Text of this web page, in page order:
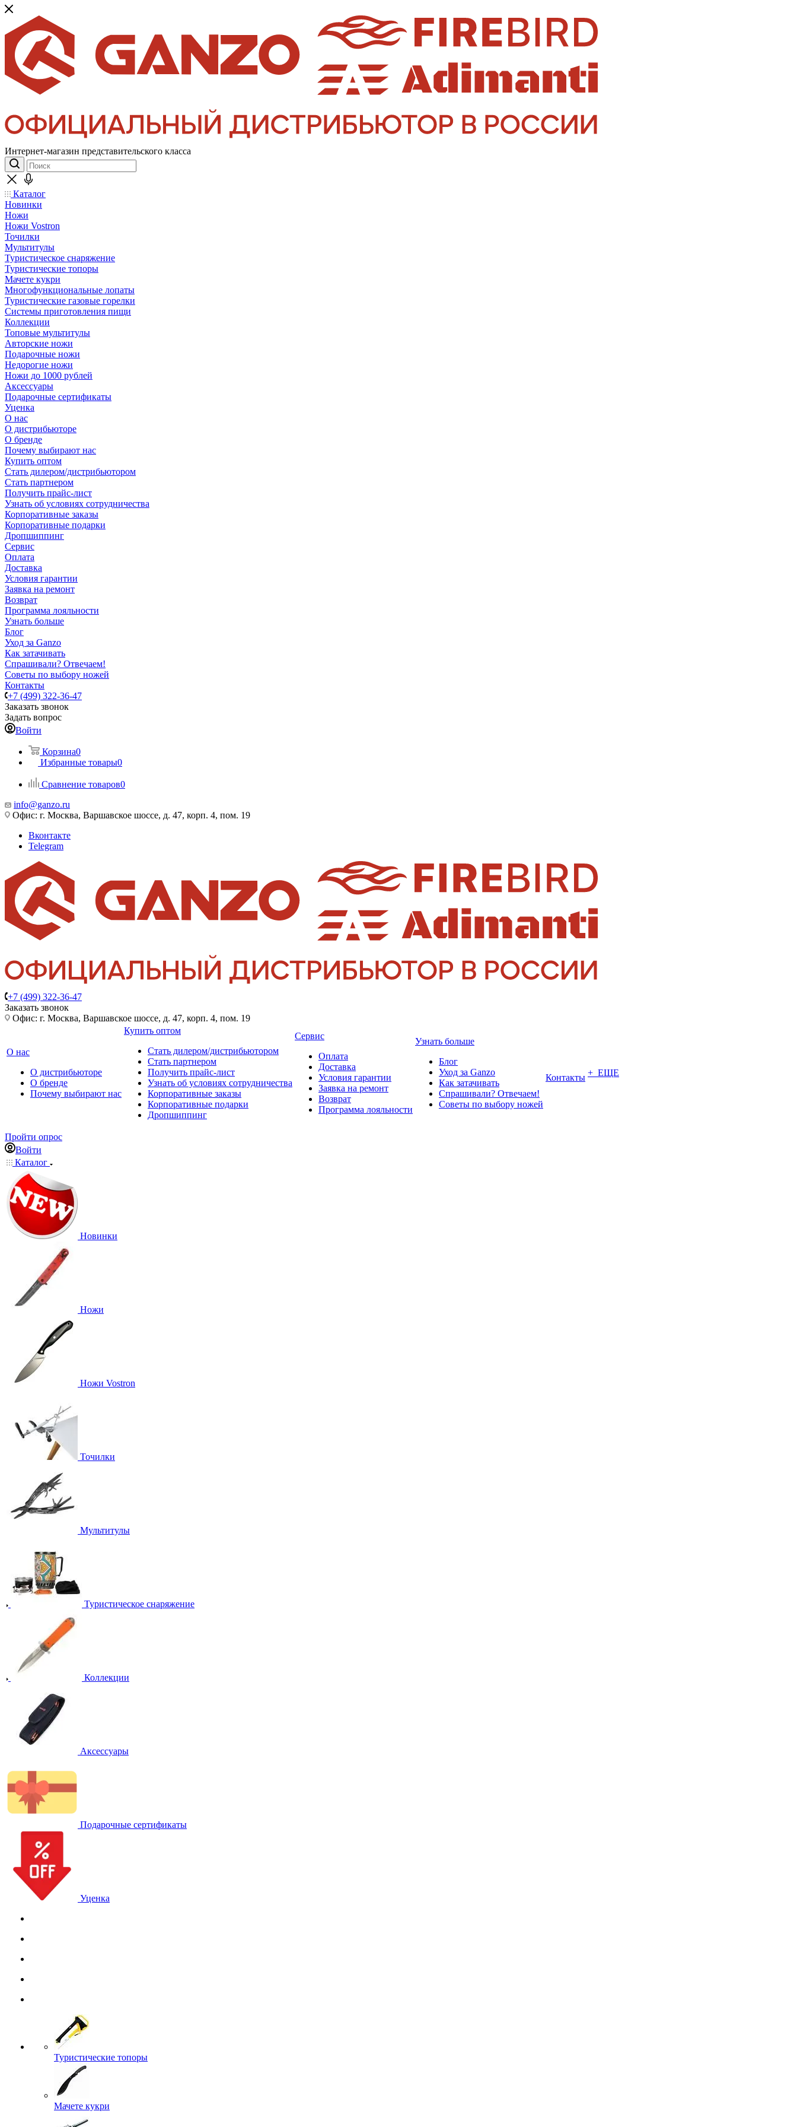
Интернет-магазин представительского класса
Каталог
Новинки
Ножи
Ножи Vostron
Точилки
Мультитулы
Туристическое снаряжение
Туристические топоры
Мачете кукри
Многофункциональные лопаты
Туристические газовые горелки
Системы приготовления пищи
Коллекции
Топовые мультитулы
Авторские ножи
Подарочные ножи
Недорогие ножи
Ножи до 1000 рублей
Аксессуары
Подарочные сертификаты
Уценка
О нас
О дистрибьюторе
О бренде
Почему выбирают нас
Купить оптом
Стать дилером/дистрибьютором
Стать партнером
Получить прайс-лист
Узнать об условиях сотрудничества
Корпоративные заказы
Корпоративные подарки
Дропшиппинг
Сервис
Оплата
Доставка
Условия гарантии
Заявка на ремонт
Возврат
Программа лояльности
Узнать больше
Блог
Уход за Ganzo
Как затачивать
Спрашивали? Отвечаем!
Советы по выбору ножей
Контакты
+7 (499) 322-36-47
Заказать звонок
Задать вопрос
Войти
Корзина0
Избранные товары0
Сравнение товаров0
info@ganzo.ru
Офис: г. Москва, Варшавское шоссе, д. 47, корп. 4, пом. 19
Вконтакте
Telegram
+7 (499) 322-36-47
Заказать звонок
Офис: г. Москва, Варшавское шоссе, д. 47, корп. 4, пом. 19
О нас
О дистрибьюторе
О бренде
Почему выбирают нас
Купить оптом
Стать дилером/дистрибьютором
Стать партнером
Получить прайс-лист
Узнать об условиях сотрудничества
Корпоративные заказы
Корпоративные подарки
Дропшиппинг
Сервис
Оплата
Доставка
Условия гарантии
Заявка на ремонт
Возврат
Программа лояльности
Узнать больше
Блог
Уход за Ganzo
Как затачивать
Спрашивали? Отвечаем!
Советы по выбору ножей
Контакты + ЕЩЕ
Пройти опрос
Войти
Каталог
Новинки
Ножи
Ножи Vostron
Точилки
Мультитулы
Туристическое снаряжение
Коллекции
Аксессуары
Подарочные сертификаты
Уценка
Туристические топоры
Мачете кукри